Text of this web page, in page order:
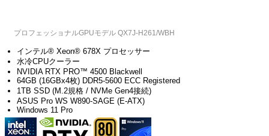
プロフェッショナルGPUモデル QX7J-H261/WBH
インテル® Xeon® 678X プロセッサー
水冷CPUクーラー
NVIDIA RTX PRO™ 4500 Blackwell
64GB (16GBx4枚) DDR5-5600 ECC Registered
1TB SSD (M.2規格 / NVMe Gen4接続)
ASUS Pro WS W890-SAGE (E-ATX)
Windows 11 Pro